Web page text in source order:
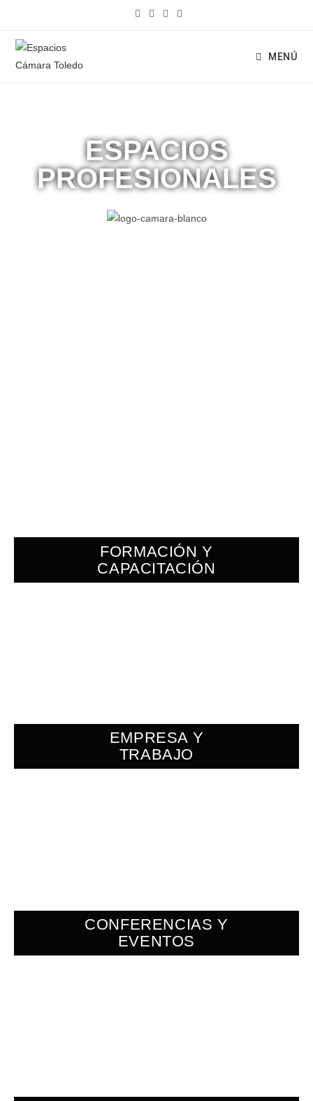
MENÚ
ESPACIOS
PROFESIONALES
FORMACIÓN Y
CAPACITACIÓN
EMPRESA Y
TRABAJO
CONFERENCIAS Y
EVENTOS